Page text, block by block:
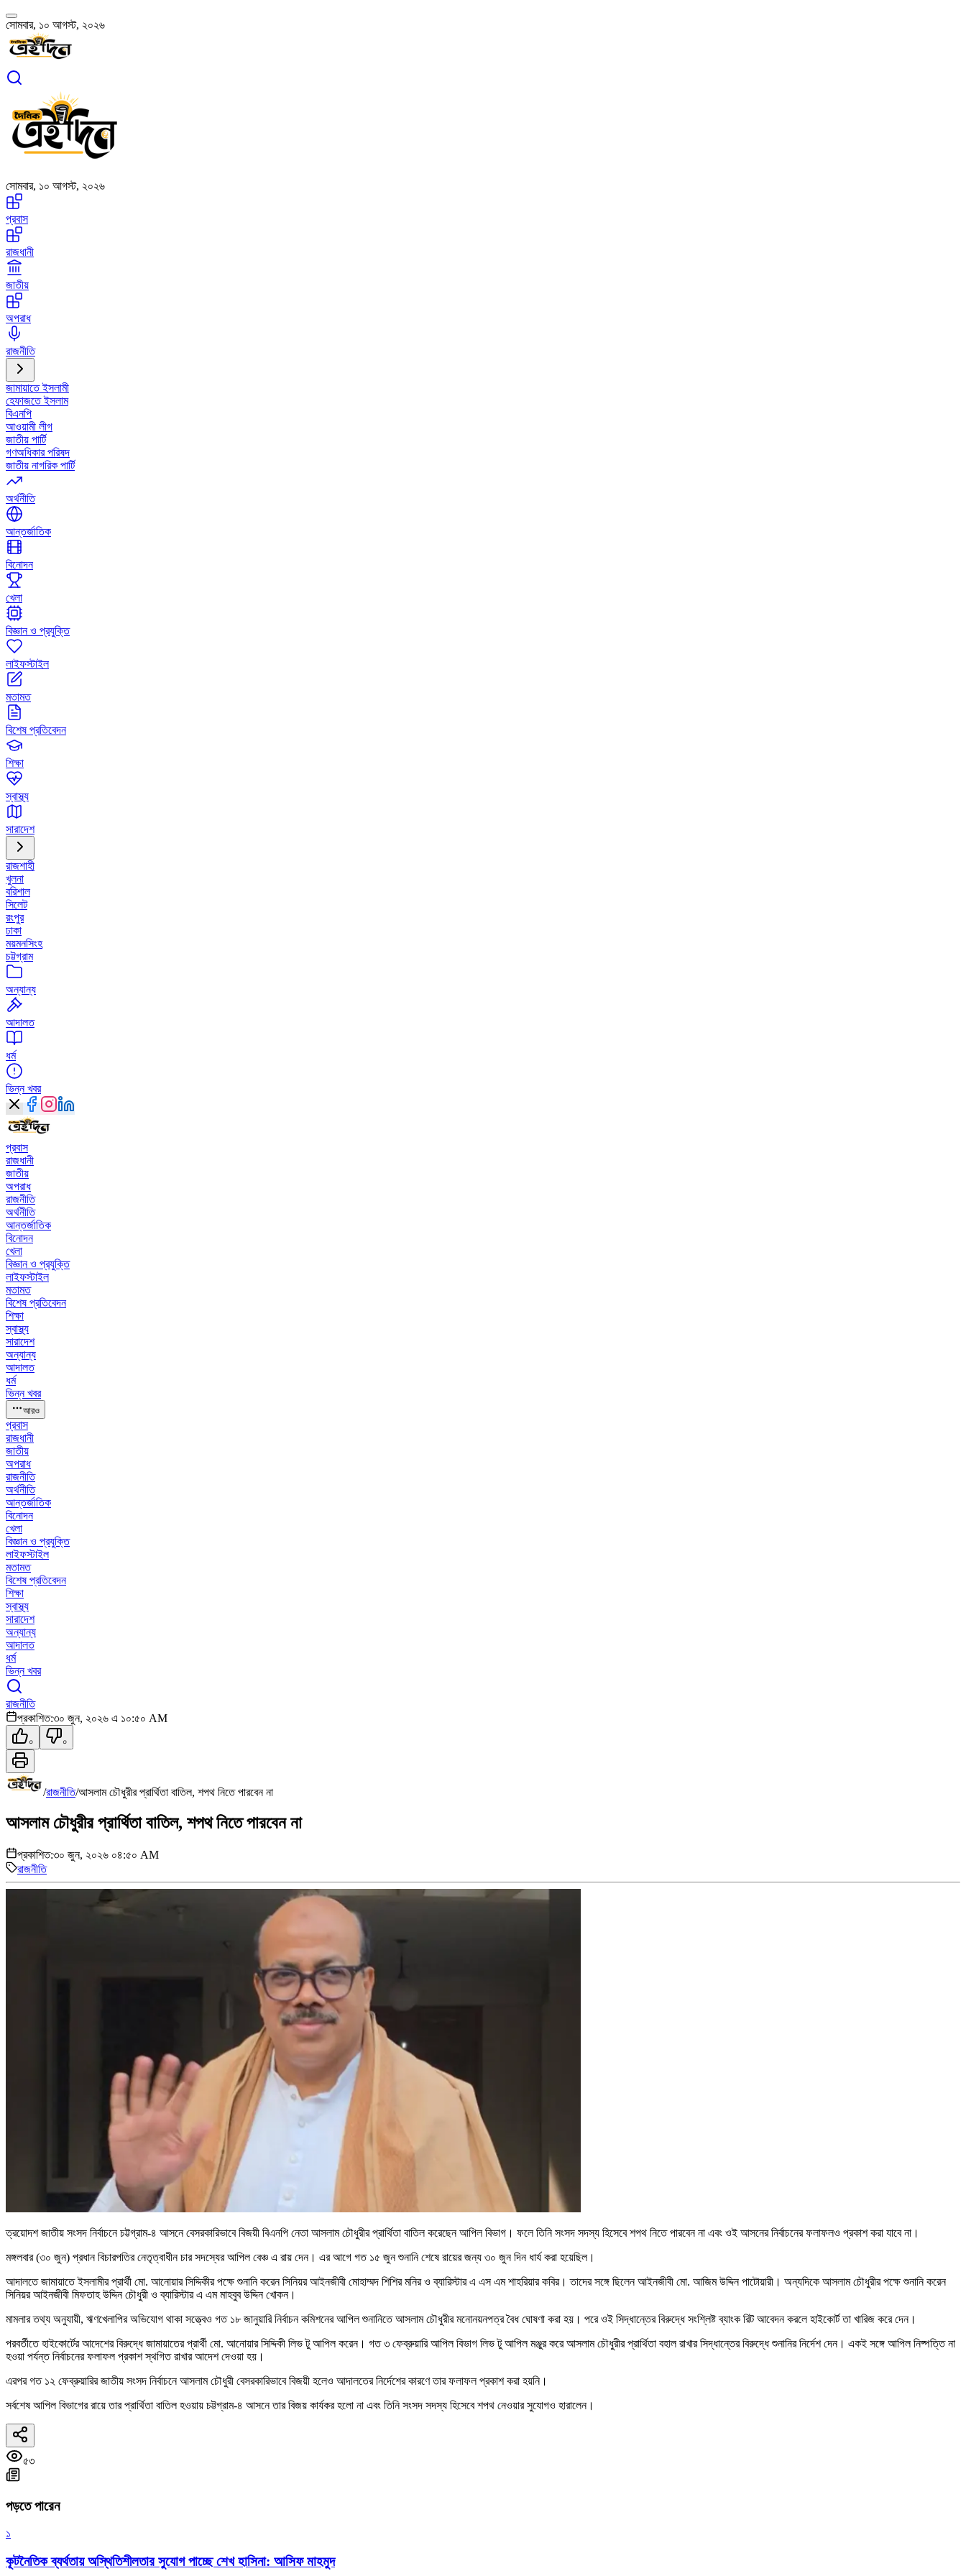
সোমবার, ১০ আগস্ট, ২০২৬
সোমবার, ১০ আগস্ট, ২০২৬
প্রবাস
রাজধানী
জাতীয়
অপরাধ
রাজনীতি
জামায়াতে ইসলামী
হেফাজতে ইসলাম
বিএনপি
আওয়ামী লীগ
জাতীয় পার্টি
গণঅধিকার পরিষদ
জাতীয় নাগরিক পার্টি
অর্থনীতি
আন্তর্জাতিক
বিনোদন
খেলা
বিজ্ঞান ও প্রযুক্তি
লাইফস্টাইল
মতামত
বিশেষ প্রতিবেদন
শিক্ষা
স্বাস্থ্য
সারাদেশ
রাজশাহী
খুলনা
বরিশাল
সিলেট
রংপুর
ঢাকা
ময়মনসিংহ
চট্টগ্রাম
অন্যান্য
আদালত
ধর্ম
ভিন্ন খবর
প্রবাস
রাজধানী
জাতীয়
অপরাধ
রাজনীতি
অর্থনীতি
আন্তর্জাতিক
বিনোদন
খেলা
বিজ্ঞান ও প্রযুক্তি
লাইফস্টাইল
মতামত
বিশেষ প্রতিবেদন
শিক্ষা
স্বাস্থ্য
সারাদেশ
অন্যান্য
আদালত
ধর্ম
ভিন্ন খবর
আরও
প্রবাস
রাজধানী
জাতীয়
অপরাধ
রাজনীতি
অর্থনীতি
আন্তর্জাতিক
বিনোদন
খেলা
বিজ্ঞান ও প্রযুক্তি
লাইফস্টাইল
মতামত
বিশেষ প্রতিবেদন
শিক্ষা
স্বাস্থ্য
সারাদেশ
অন্যান্য
আদালত
ধর্ম
ভিন্ন খবর
রাজনীতি
প্রকাশিত:৩০ জুন, ২০২৬ এ ১০:৫০ AM
০ ০
/রাজনীতি/আসলাম চৌধুরীর প্রার্থিতা বাতিল, শপথ নিতে পারবেন না
আসলাম চৌধুরীর প্রার্থিতা বাতিল, শপথ নিতে পারবেন না
প্রকাশিত:৩০ জুন, ২০২৬ ০৪:৫০ AM
রাজনীতি
ত্রয়োদশ জাতীয় সংসদ নির্বাচনে চট্টগ্রাম-৪ আসনে বেসরকারিভাবে বিজয়ী বিএনপি নেতা আসলাম চৌধুরীর প্রার্থিতা বাতিল করেছেন আপিল বিভাগ। ফলে তিনি সংসদ সদস্য হিসেবে শপথ নিতে পারবেন না এবং ওই আসনের নির্বাচনের ফলাফলও প্রকাশ করা যাবে না।
মঙ্গলবার (৩০ জুন) প্রধান বিচারপতির নেতৃত্বাধীন চার সদস্যের আপিল বেঞ্চ এ রায় দেন। এর আগে গত ১৫ জুন শুনানি শেষে রায়ের জন্য ৩০ জুন দিন ধার্য করা হয়েছিল।
আদালতে জামায়াতে ইসলামীর প্রার্থী মো. আনোয়ার সিদ্দিকীর পক্ষে শুনানি করেন সিনিয়র আইনজীবী মোহাম্মদ শিশির মনির ও ব্যারিস্টার এ এস এম শাহরিয়ার কবির। তাদের সঙ্গে ছিলেন আইনজীবী মো. আজিম উদ্দিন পাটোয়ারী। অন্যদিকে আসলাম চৌধুরীর পক্ষে শুনানি করেন
সিনিয়র আইনজীবী মিফতাহ উদ্দিন চৌধুরী ও ব্যারিস্টার এ এম মাহবুব উদ্দিন খোকন।
মামলার তথ্য অনুযায়ী, ঋণখেলাপির অভিযোগ থাকা সত্ত্বেও গত ১৮ জানুয়ারি নির্বাচন কমিশনের আপিল শুনানিতে আসলাম চৌধুরীর মনোনয়নপত্র বৈধ ঘোষণা করা হয়। পরে ওই সিদ্ধান্তের বিরুদ্ধে সংশ্লিষ্ট ব্যাংক রিট আবেদন করলে হাইকোর্ট তা খারিজ করে দেন।
পরবর্তীতে হাইকোর্টের আদেশের বিরুদ্ধে জামায়াতের প্রার্থী মো. আনোয়ার সিদ্দিকী লিভ টু আপিল করেন। গত ৩ ফেব্রুয়ারি আপিল বিভাগ লিভ টু আপিল মঞ্জুর করে আসলাম চৌধুরীর প্রার্থিতা বহাল রাখার সিদ্ধান্তের বিরুদ্ধে শুনানির নির্দেশ দেন। একই সঙ্গে আপিল নিষ্পত্তি না
হওয়া পর্যন্ত নির্বাচনের ফলাফল প্রকাশ স্থগিত রাখার আদেশ দেওয়া হয়।
এরপর গত ১২ ফেব্রুয়ারির জাতীয় সংসদ নির্বাচনে আসলাম চৌধুরী বেসরকারিভাবে বিজয়ী হলেও আদালতের নির্দেশের কারণে তার ফলাফল প্রকাশ করা হয়নি।
সর্বশেষ আপিল বিভাগের রায়ে তার প্রার্থিতা বাতিল হওয়ায় চট্টগ্রাম-৪ আসনে তার বিজয় কার্যকর হলো না এবং তিনি সংসদ সদস্য হিসেবে শপথ নেওয়ার সুযোগও হারালেন।
৫৩
পড়তে পারেন
১
কূটনৈতিক ব্যর্থতায় অস্থিতিশীলতার সুযোগ পাচ্ছে শেখ হাসিনা: আসিফ মাহমুদ